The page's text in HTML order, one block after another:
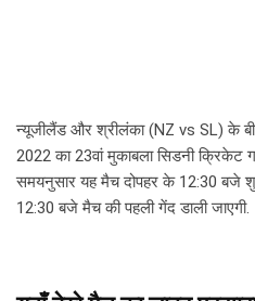
न्यूजीलैंड और श्रीलंका (NZ vs SL) के
2022 का 23वां मुकाबला सिडनी क्रिकेट
समयनुसार यह मैच दोपहर के 12:30 बजे
12:30 बजे मैच की पहली गेंद डाली जाएगी.